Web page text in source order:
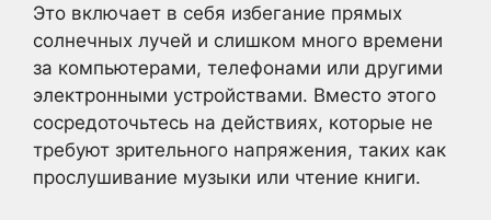
Это включает в себя избегание прямых
солнечных лучей и слишком много времени
за компьютерами, телефонами или другими
электронными устройствами. Вместо этого
сосредоточьтесь на действиях, которые не
требуют зрительного напряжения, таких как
прослушивание музыки или чтение книги.